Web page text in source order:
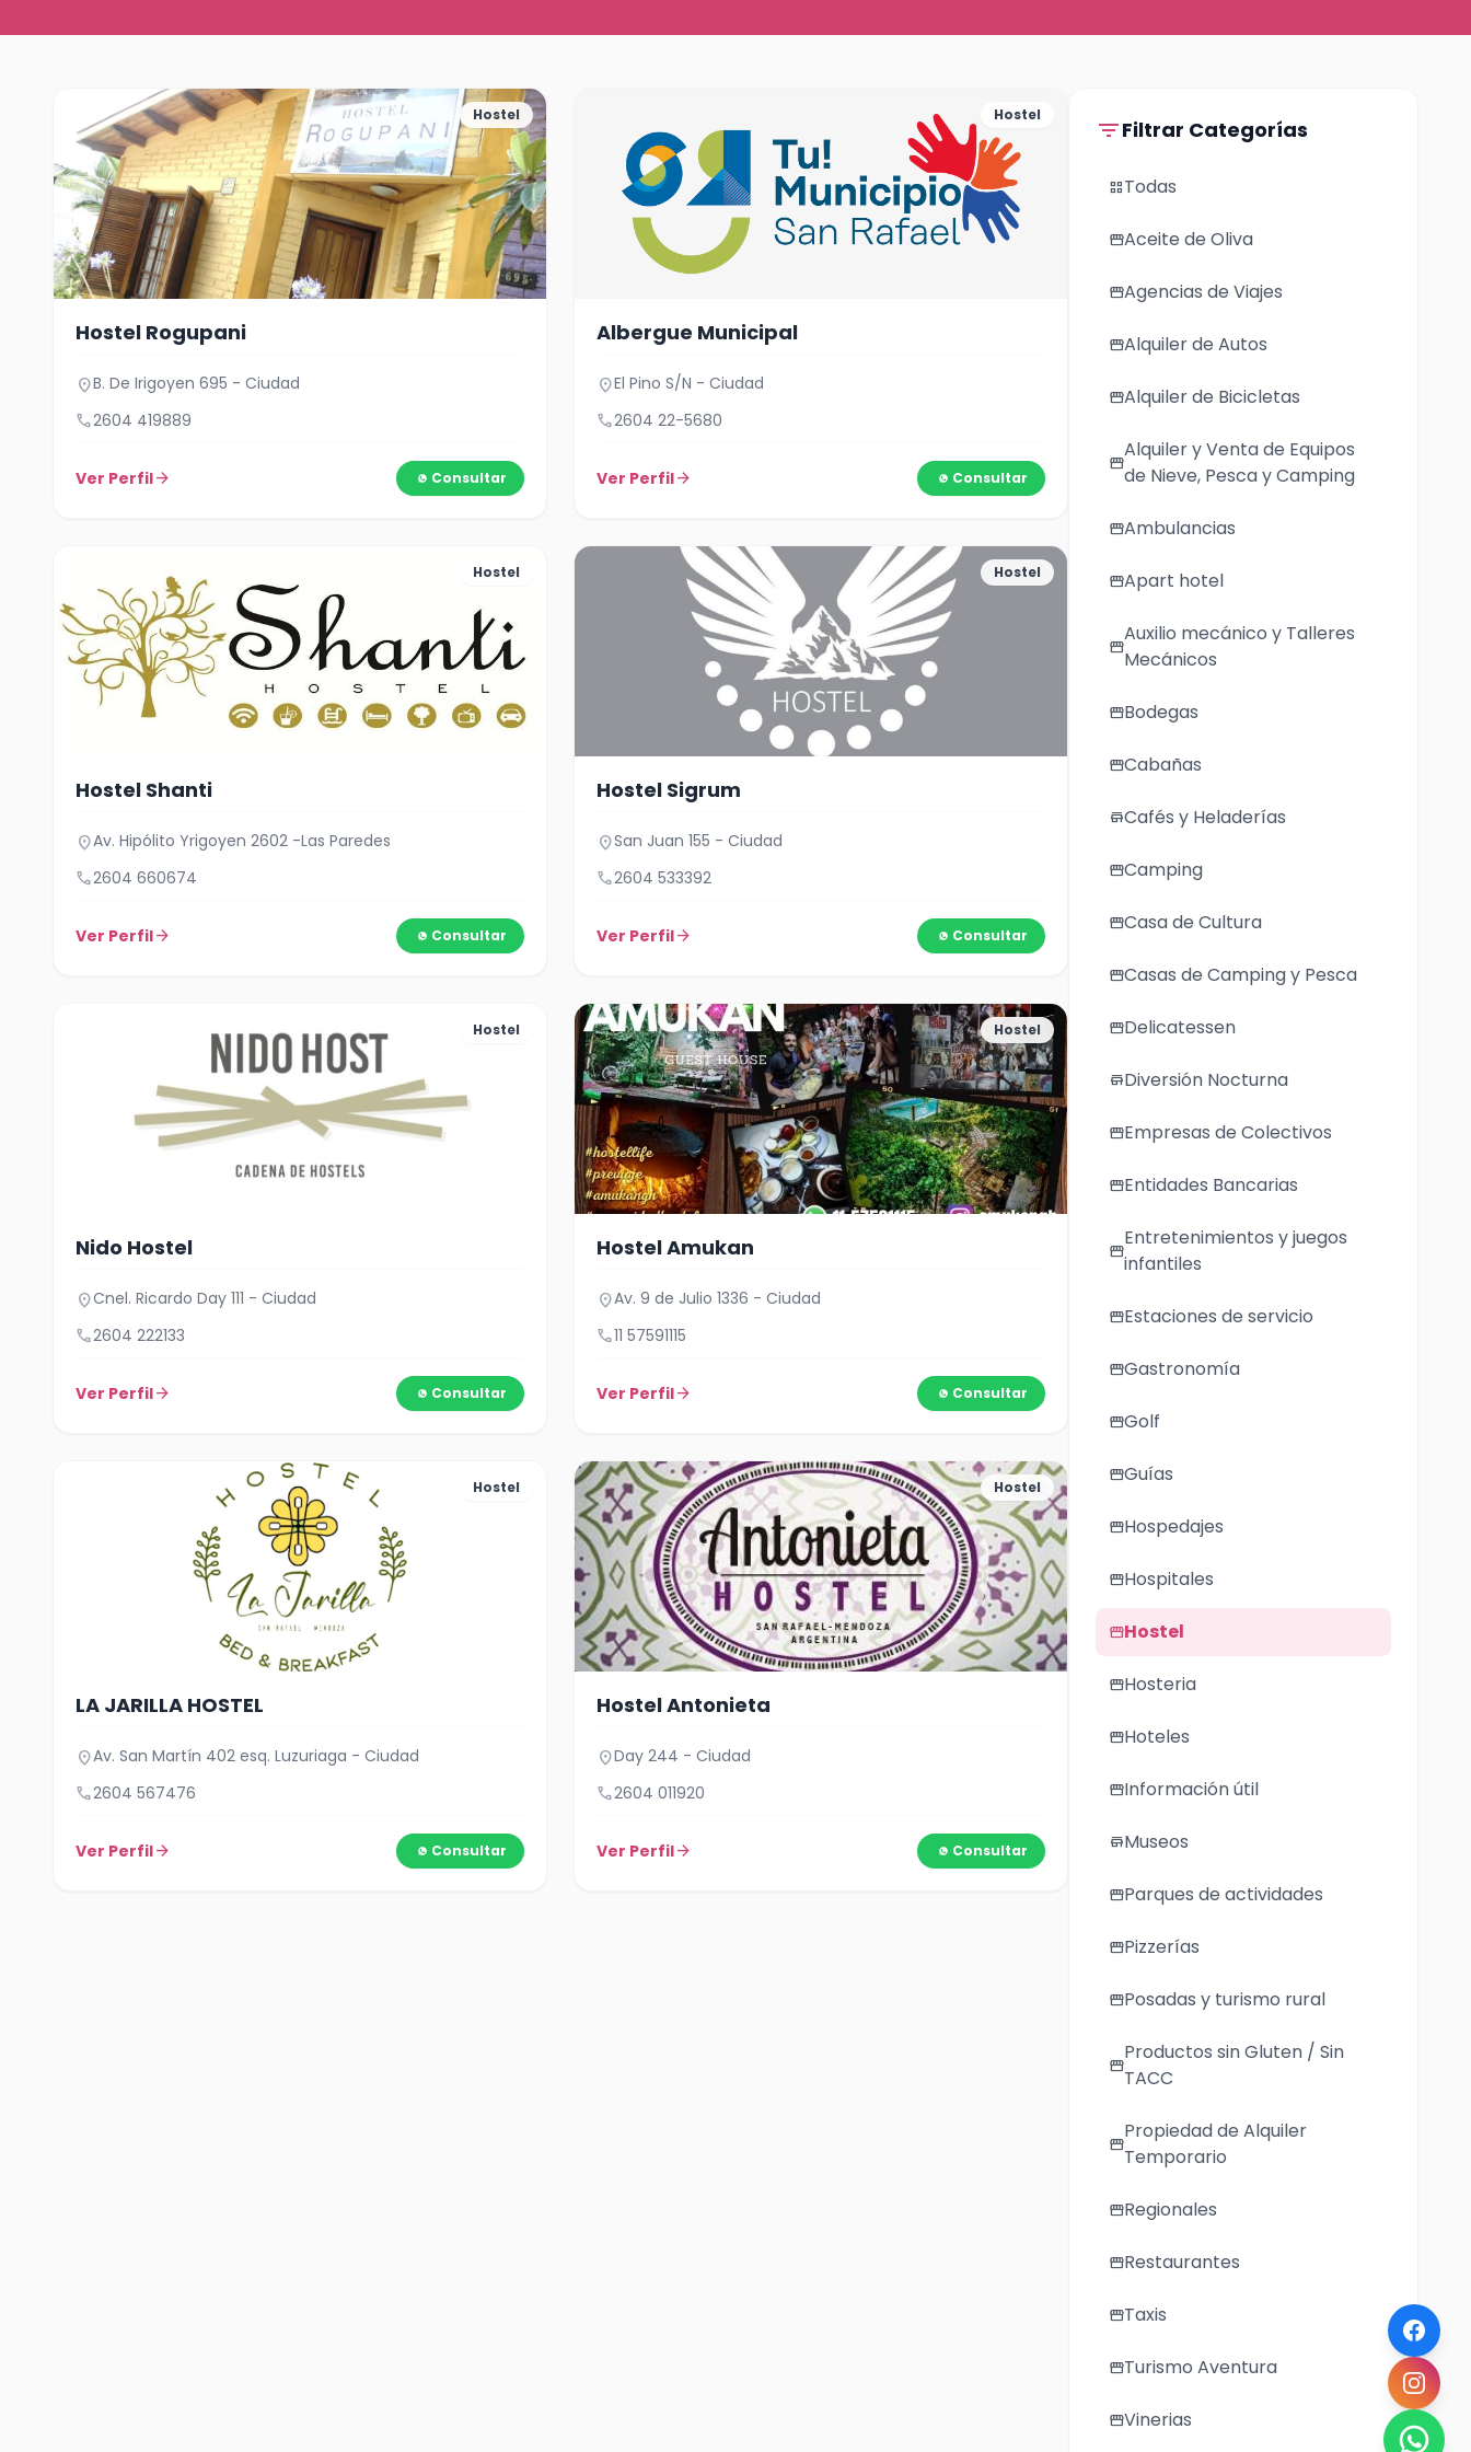
Hostel
Hostel Rogupani
location_onB. De Irigoyen 695 - Ciudad
call2604 419889
Ver Perfilarrow_forward Consultar
Hostel
Albergue Municipal
location_onEl Pino S/N - Ciudad
call2604 22-5680
Ver Perfilarrow_forward Consultar
Hostel
Hostel Shanti
location_onAv. Hipólito Yrigoyen 2602 -Las Paredes
call2604 660674
Ver Perfilarrow_forward Consultar
Hostel
Hostel Sigrum
location_onSan Juan 155 - Ciudad
call2604 533392
Ver Perfilarrow_forward Consultar
Hostel
Nido Hostel
location_onCnel. Ricardo Day 111 - Ciudad
call2604 222133
Ver Perfilarrow_forward Consultar
Hostel
Hostel Amukan
location_onAv. 9 de Julio 1336 - Ciudad
call11 57591115
Ver Perfilarrow_forward Consultar
Hostel
LA JARILLA HOSTEL
location_onAv. San Martín 402 esq. Luzuriaga - Ciudad
call2604 567476
Ver Perfilarrow_forward Consultar
Hostel
Hostel Antonieta
location_onDay 244 - Ciudad
call2604 011920
Ver Perfilarrow_forward Consultar
filter_listFiltrar Categorías
grid_viewTodas
storefrontAceite de Oliva
storefrontAgencias de Viajes
storefrontAlquiler de Autos
storefrontAlquiler de Bicicletas
storefront
Alquiler y Venta de Equipos
de Nieve, Pesca y Camping
storefrontAmbulancias
storefrontApart hotel
storefront
Auxilio mecánico y Talleres
Mecánicos
storefrontBodegas
storefrontCabañas
storeCafés y Heladerías
storefrontCamping
storefrontCasa de Cultura
storefrontCasas de Camping y Pesca
storefrontDelicatessen
storeDiversión Nocturna
storefrontEmpresas de Colectivos
storefrontEntidades Bancarias
storefront
Entretenimientos y juegos
infantiles
storefrontEstaciones de servicio
storefrontGastronomía
storefrontGolf
storefrontGuías
storefrontHospedajes
storefrontHospitales
storefrontHostel
storefrontHosteria
storefrontHoteles
storefrontInformación útil
storeMuseos
storefrontParques de actividades
storefrontPizzerías
storefrontPosadas y turismo rural
storefront
Productos sin Gluten / Sin
TACC
storefront
Propiedad de Alquiler
Temporario
storefrontRegionales
storefrontRestaurantes
storefrontTaxis
storefrontTurismo Aventura
storefrontVinerias